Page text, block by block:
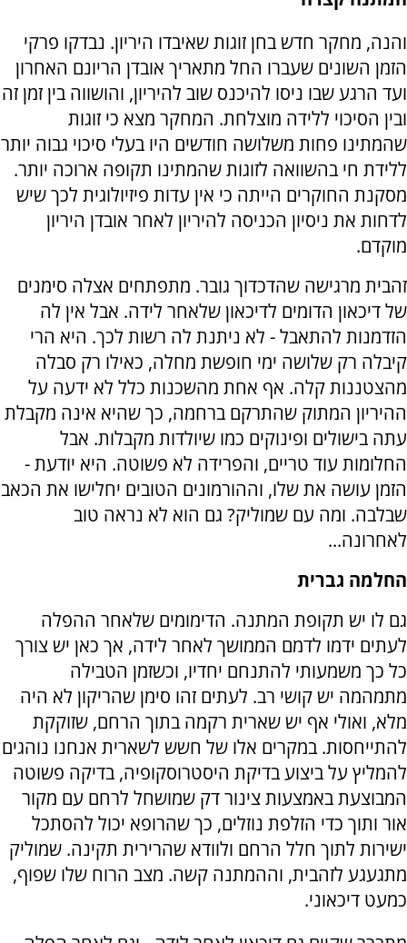
והנה, מחקר חדש בחן זוגות שאיבדו היריון. נבדקו פרקי
הזמן השונים שעברו החל מתאריך אובדן הריונם האחרון
ועד הרגע שבו ניסו להיכנס שוב להיריון, והושווה בין זמן זה
ובין הסיכוי ללידה מוצלחת. המחקר מצא כי זוגות
שהמתינו פחות משלושה חודשים היו בעלי סיכוי גבוה יותר
ללידת חי בהשוואה לזוגות שהמתינו תקופה ארוכה יותר.
מסקנת החוקרים הייתה כי אין עדות פיזיולוגית לכך שיש
לדחות את ניסיון הכניסה להיריון לאחר אובדן היריון
מוקדם.
זהבית מרגישה שהדכדוך גובר. מתפתחים אצלה סימנים
של דיכאון הדומים לדיכאון שלאחר לידה. אבל אין לה
הזדמנות להתאבל - לא ניתנת לה רשות לכך. היא הרי
קיבלה רק שלושה ימי חופשת מחלה, כאילו רק סבלה
מהצטננות קלה. אף אחת מהשכנות כלל לא ידעה על
ההיריון המתוק שהתרקם ברחמה, כך שהיא אינה מקבלת
עתה בישולים ופינוקים כמו שיולדות מקבלות. אבל
החלומות עוד טריים, והפרידה לא פשוטה. היא יודעת -
הזמן עושה את שלו, וההורמונים הטובים יחלישו את הכאב
שבלבה. ומה עם שמוליק? גם הוא לא נראה טוב
לאחרונה...
החלמה גברית
גם לו יש תקופת המתנה. הדימומים שלאחר ההפלה
לעתים ידמו לדמם הממושך לאחר לידה, אך כאן יש צורך
כל כך משמעותי להתנחם יחדיו, וכשזמן הטבילה
מתמהמה יש קושי רב. לעתים זהו סימן שהריקון לא היה
מלא, ואולי אף יש שארית רקמה בתוך הרחם, שזוקקת
להתייחסות. במקרים אלו של חשש לשארית אנחנו נוהגים
להמליץ על ביצוע בדיקת היסטרוסקופיה, בדיקה פשוטה
המבוצעת באמצעות צינור דק שמושחל לרחם עם מקור
אור ותוך כדי הזלפת נוזלים, כך שהרופא יכול להסתכל
ישירות לתוך חלל הרחם ולוודא שהרירית תקינה. שמוליק
מתגעגע לזהבית, וההמתנה קשה. מצב הרוח שלו שפוף,
כמעט דיכאוני.